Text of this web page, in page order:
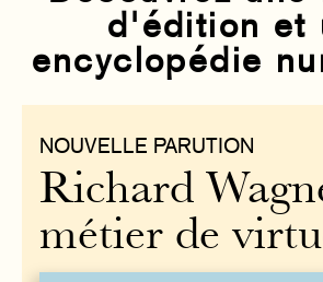
d'édition et
encyclopédie
NOUVELLE PARUTION
Richard
métier de